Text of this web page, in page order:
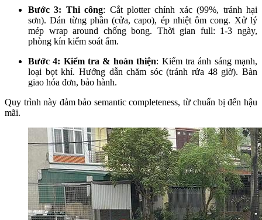
Bước 3: Thi công: Cắt plotter chính xác (99%, tránh hại
sơn). Dán từng phần (cửa, capo), ép nhiệt ôm cong. Xử lý
mép wrap around chống bong. Thời gian full: 1-3 ngày,
phòng kín kiểm soát ẩm.
Bước 4: Kiểm tra & hoàn thiện: Kiểm tra ánh sáng mạnh,
loại bọt khí. Hướng dẫn chăm sóc (tránh rửa 48 giờ). Bàn
giao hóa đơn, bảo hành.
Quy trình này đảm bảo semantic completeness, từ chuẩn bị đến hậu
mãi.